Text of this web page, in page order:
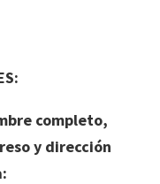
completo,
y dirección